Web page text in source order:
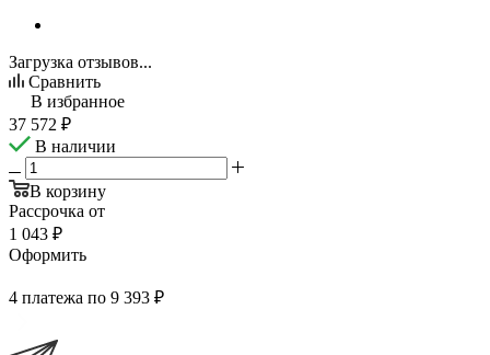
Загрузка отзывов...
Сравнить
В избранное
37 572 ₽
В наличии
В корзину
Рассрочка от
1 043 ₽
Оформить
4 платежа по 9 393 ₽